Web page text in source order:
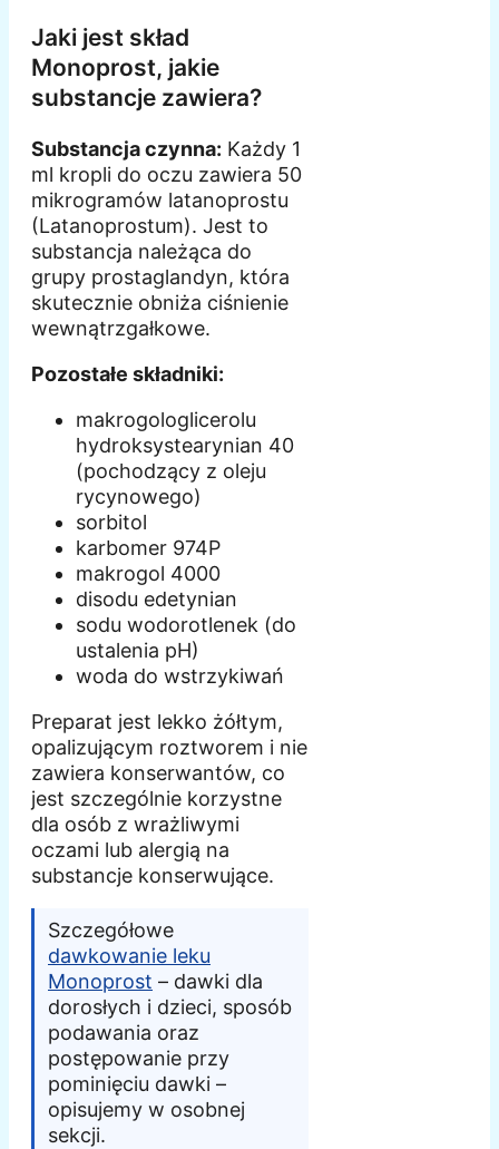
Jaki jest skład
Monoprost, jakie
substancje zawiera?
Substancja czynna: Każdy 1
ml kropli do oczu zawiera 50
mikrogramów latanoprostu
(Latanoprostum). Jest to
substancja należąca do
grupy prostaglandyn, która
skutecznie obniża ciśnienie
wewnątrzgałkowe.
Pozostałe składniki:
makrogologlicerolu
hydroksystearynian 40
(pochodzący z oleju
rycynowego)
sorbitol
karbomer 974P
makrogol 4000
disodu edetynian
sodu wodorotlenek (do
ustalenia pH)
woda do wstrzykiwań
Preparat jest lekko żółtym,
opalizującym roztworem i nie
zawiera konserwantów, co
jest szczególnie korzystne
dla osób z wrażliwymi
oczami lub alergią na
substancje konserwujące.
Szczegółowe
dawkowanie leku
Monoprost – dawki dla
dorosłych i dzieci, sposób
podawania oraz
postępowanie przy
pominięciu dawki –
opisujemy w osobnej
sekcji.